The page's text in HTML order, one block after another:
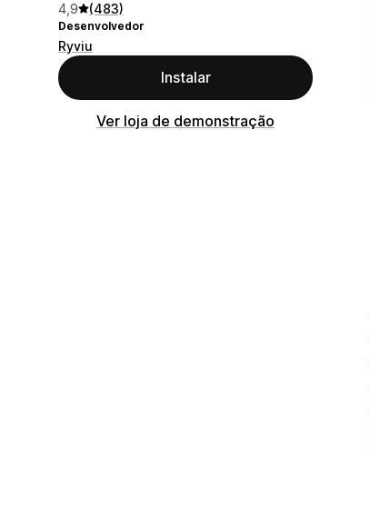
4,9 (483)
Desenvolvedor
Ryviu
Instalar
Ver loja de demonstração